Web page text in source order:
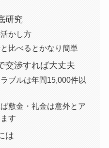
研究
かし方
比べるとかなり簡単
交渉すれば大丈夫
ブルは年間15,000件以
敷金・礼金は意外とア
す
は